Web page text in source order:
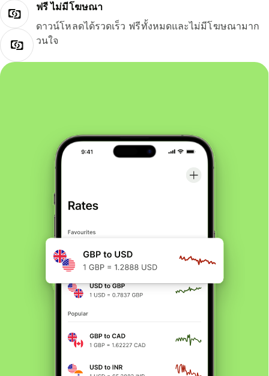
ฟรี ไม่มีโฆษณา
ดาวน์โหลดได้รวดเร็ว ฟรีทั้งหมดและไม่มีโฆษณามาก
วนใจ